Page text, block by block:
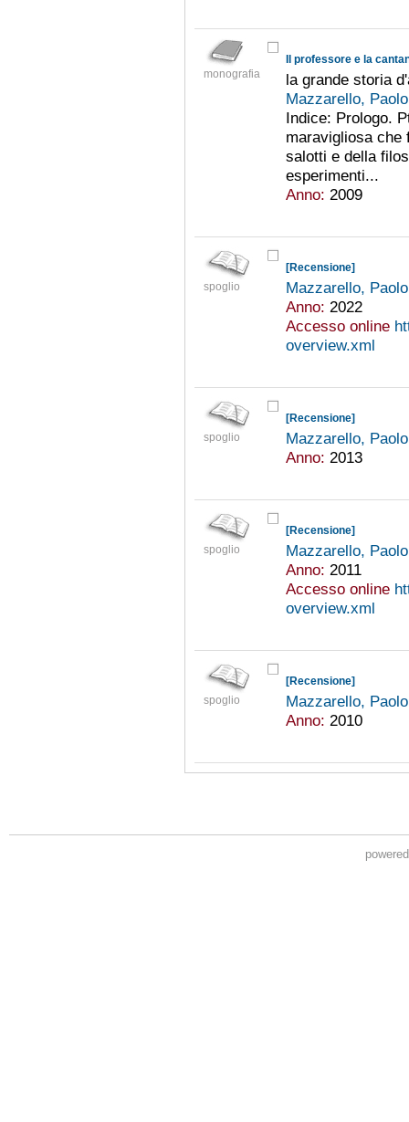
monografia
Il professore e la
la grande storia
Mazzarello,
Indice: Prologo.
maravigliosa che
salotti e della
esperimenti...
Anno: 2009
spoglio
[Recensione]
Mazzarello,
Anno: 2022
Accesso online
overview.xml
spoglio
[Recensione]
Mazzarello,
Anno: 2013
spoglio
[Recensione]
Mazzarello,
Anno: 2011
Accesso online
overview.xml
spoglio
[Recensione]
Mazzarello,
Anno: 2010